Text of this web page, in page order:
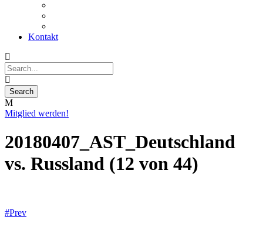
Kontakt
Mitglied werden!
20180407_AST_Deutschland
vs. Russland (12 von 44)
Prev